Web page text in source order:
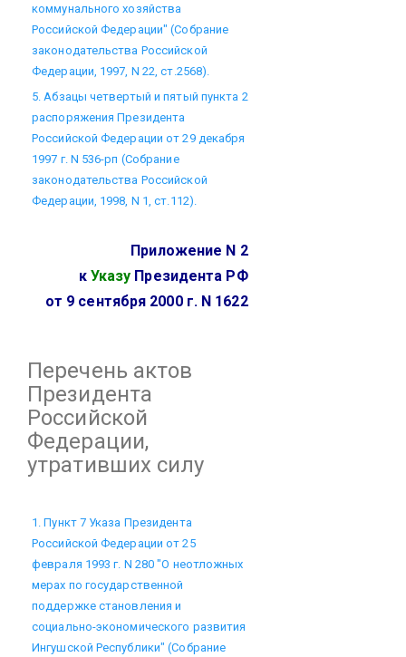
коммунального хозяйства
Российской Федерации" (Собрание
законодательства Российской
Федерации, 1997, N 22, ст.2568).
5. Абзацы четвертый и пятый пункта 2
распоряжения Президента
Российской Федерации от 29 декабря
1997 г. N 536-рп (Собрание
законодательства Российской
Федерации, 1998, N 1, ст.112).
Приложение N 2
к Указу Президента РФ
от 9 сентября 2000 г. N 1622
Перечень актов
Президента
Российской
Федерации,
утративших силу
1. Пункт 7 Указа Президента
Российской Федерации от 25
февраля 1993 г. N 280 "О неотложных
мерах по государственной
поддержке становления и
социально-экономического развития
Ингушской Республики" (Собрание